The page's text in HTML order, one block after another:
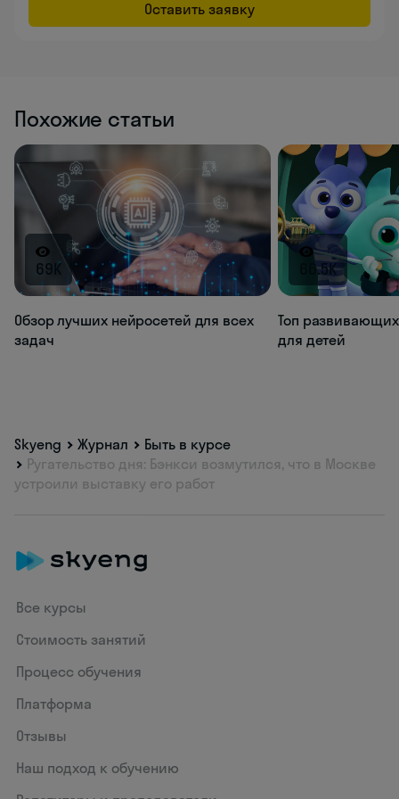
Оставить заявку
Похожие статьи
69K
Обзор лучших нейросетей для всех
задач
66.5K
Топ
для детей
Skyeng Журнал
Быть в курсе
Ругательство дня: Бэнкси возмутился, что в Москве
устроили выставку его работ
Все курсы
Стоимость занятий
Процесс обучения
Платформа
Отзывы
Наш подход к обучению